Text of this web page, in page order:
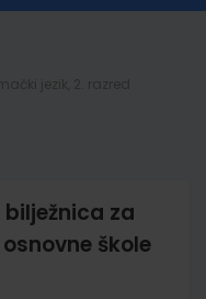
bilježnica za
škole